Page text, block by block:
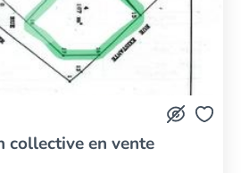
collective en vente